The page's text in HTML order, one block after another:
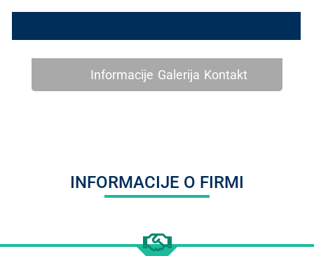
Informacije Galerija Kontakt
INFORMACIJE O FIRMI